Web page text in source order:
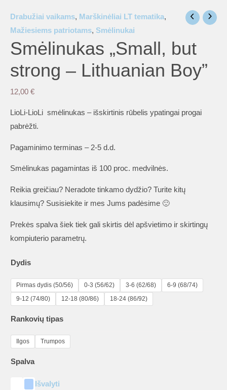
Drabužiai vaikams, Marškinėliai LT tematika,
Mažiesiems patriotams, Smėlinukai
Smėlinukas „Small, but
strong – Lithuanian Boy”
12,00 €
LioLi-LioLi smėlinukas – išskirtinis rūbelis ypatingai progai
pabrėžti.
Pagaminimo terminas – 2-5 d.d.
Smėlinukas pagamintas iš 100 proc. medvilnės.
Reikia greičiau? Neradote tinkamo dydžio? Turite kitų
klausimų? Susisiekite ir mes Jums padėsime 🙂
Prekės spalva šiek tiek gali skirtis dėl apšvietimo ir skirtingų
kompiuterio parametrų.
Dydis
Pirmas dydis (50/56) 0-3 (56/62) 3-6 (62/68)
6-9 (68/74)
9-12 (74/80)
12-18 (80/86) 18-24 (86/92)
Rankovių tipas
Ilgos Trumpos
Spalva
Išvalyti